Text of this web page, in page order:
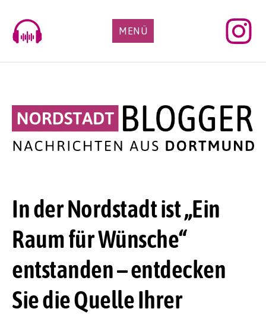
content
MENÜ
In der Nordstadt ist „Ein
Raum für Wünsche“
entstanden – entdecken
Sie die Quelle Ihrer